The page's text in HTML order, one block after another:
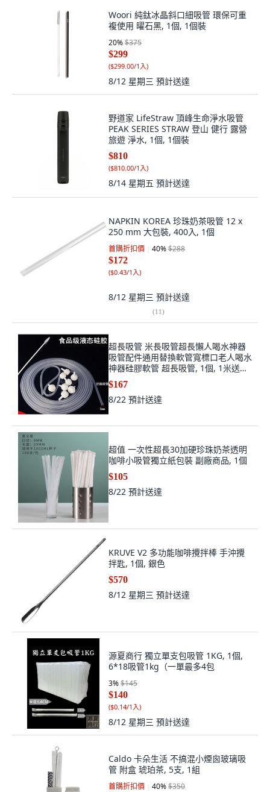
Woori 純鈦冰晶斜口細吸管 環保可重
複使用 曜石黑, 1個, 1個裝
20%$375
$299
($299.00/1入)
8/12 星期三 預計送達
野道家 LifeStraw 頂峰生命淨水吸管
PEAK SERIES STRAW 登山 健行 露營
旅遊 淨水, 1個, 1個裝
$810
($810.00/1入)
8/14 星期五 預計送達
NAPKIN KOREA 珍珠奶茶吸管 12 x
250 mm 大包裝, 400入, 1個
首購折扣價 40%$288
$172
($0.43/1入)
8/12 星期三 預計送達
(11)
超長吸管 米長吸管超長懶人喝水神器
吸管配件通用替換軟管寬標口老人喝水
神器硅膠軟管 超長吸管, 1個, 1米送重
力球吸管刷
$167
8/22 預計送達
超值 一次性超長30加硬珍珠奶茶透明
咖啡小吸管獨立紙包裝 副廠商品, 1個
$105
8/22 預計送達
KRUVE V2 多功能咖啡攪拌棒 手沖攪
拌匙, 1個, 銀色
$570
8/12 星期三 預計送達
源夏商行 獨立單支包吸管 1KG, 1個,
6*18吸管1kg（一單最多4包
3%$145
$140
($0.14/1入)
8/12 星期三 預計送達
Caldo 卡朵生活 不搞混小煙囪玻璃吸
管 附盒 琥珀茶, 5支, 1組
首購折扣價 40%$350